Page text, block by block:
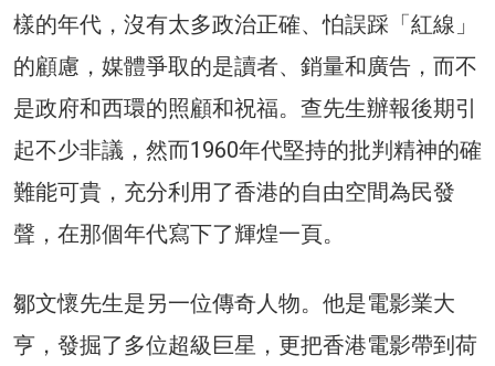
樣的年代，沒有太多政治正確、怕誤踩「紅線」
的顧慮，媒體爭取的是讀者、銷量和廣告，而不
是政府和西環的照顧和祝福。查先生辦報後期引
起不少非議，然而1960年代堅持的批判精神的確
難能可貴，充分利用了香港的自由空間為民發
聲，在那個年代寫下了輝煌一頁。
鄒文懷先生是另一位傳奇人物。他是電影業大
亨，發掘了多位超級巨星，更把香港電影帶到荷